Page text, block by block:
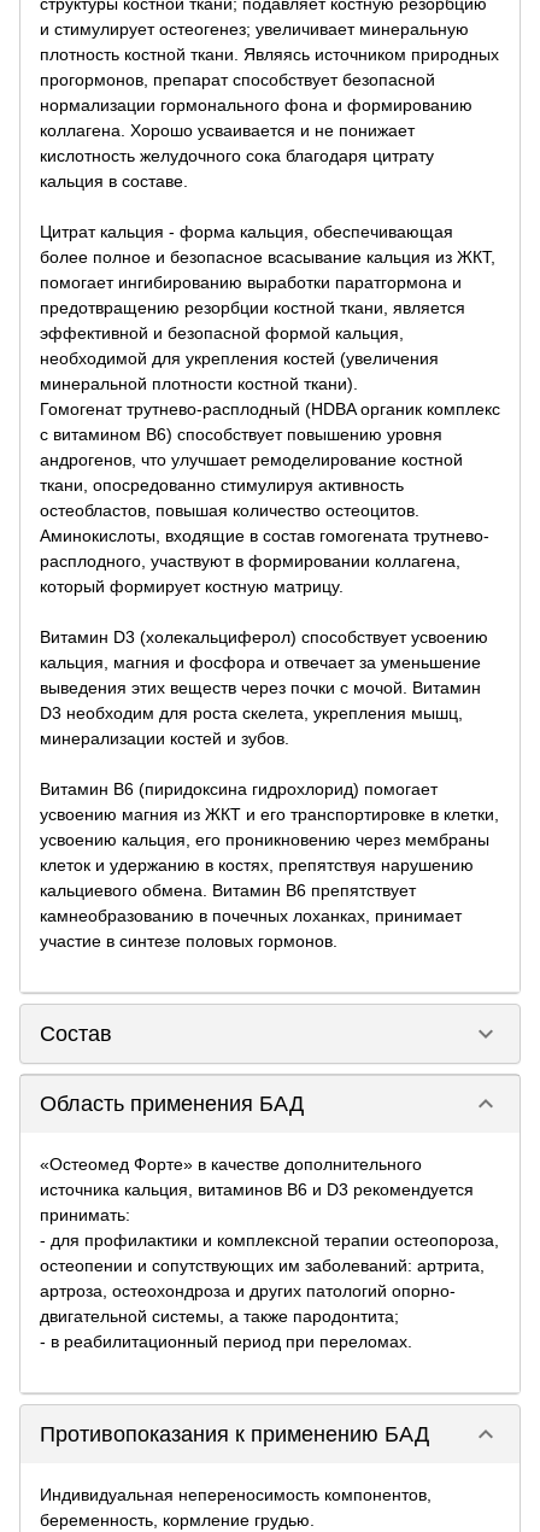
и стимулирует остеогенез; увеличивает минеральную
плотность костной ткани. Являясь источником природных
прогормонов, препарат способствует безопасной
нормализации гормонального фона и формированию
коллагена. Хорошо усваивается и не понижает
кислотность желудочного сока благодаря цитрату
кальция в составе.
Цитрат кальция - форма кальция, обеспечивающая
более полное и безопасное всасывание кальция из ЖКТ,
помогает ингибированию выработки паратгормона и
предотвращению резорбции костной ткани, является
эффективной и безопасной формой кальция,
необходимой для укрепления костей (увеличения
минеральной плотности костной ткани).
Гомогенат трутнево-расплодный (HDBA органик комплекс
с витамином В6) способствует повышению уровня
андрогенов, что улучшает ремоделирование костной
ткани, опосредованно стимулируя активность
остеобластов, повышая количество остеоцитов.
Аминокислоты, входящие в состав гомогената трутнево-
расплодного, участвуют в формировании коллагена,
который формирует костную матрицу.
Витамин D3 (холекальциферол) способствует усвоению
кальция, магния и фосфора и отвечает за уменьшение
выведения этих веществ через почки с мочой. Витамин
D3 необходим для роста скелета, укрепления мышц,
минерализации костей и зубов.
Витамин В6 (пиридоксина гидрохлорид) помогает
усвоению магния из ЖКТ и его транспортировке в клетки,
усвоению кальция, его проникновению через мембраны
клеток и удержанию в костях, препятствуя нарушению
кальциевого обмена. Витамин В6 препятствует
камнеобразованию в почечных лоханках, принимает
участие в синтезе половых гормонов.
Состав keyboard_arrow_down
Область применения БАД keyboard_arrow_down
«Остеомед Форте» в качестве дополнительного
источника кальция, витаминов В6 и D3 рекомендуется
принимать:
- для профилактики и комплексной терапии остеопороза,
остеопении и сопутствующих им заболеваний: артрита,
артроза, остеохондроза и других патологий опорно-
двигательной системы, а также пародонтита;
- в реабилитационный период при переломах.
Противопоказания к применению БАД keyboard_arrow_down
Индивидуальная непереносимость компонентов,
беременность, кормление грудью.